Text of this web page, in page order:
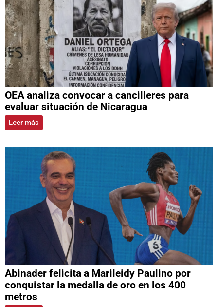
OEA analiza convocar a cancilleres para
evaluar situación de Nicaragua
Leer más
Abinader felicita a Marileidy Paulino por
conquistar la medalla de oro en los 400
metros